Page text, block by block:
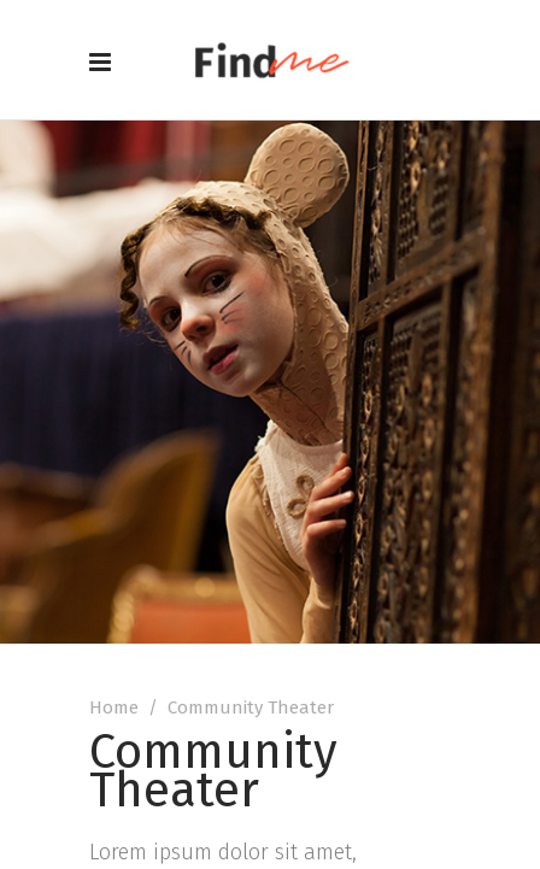
Home / Community Theater
Community
Theater
Lorem ipsum dolor sit amet,